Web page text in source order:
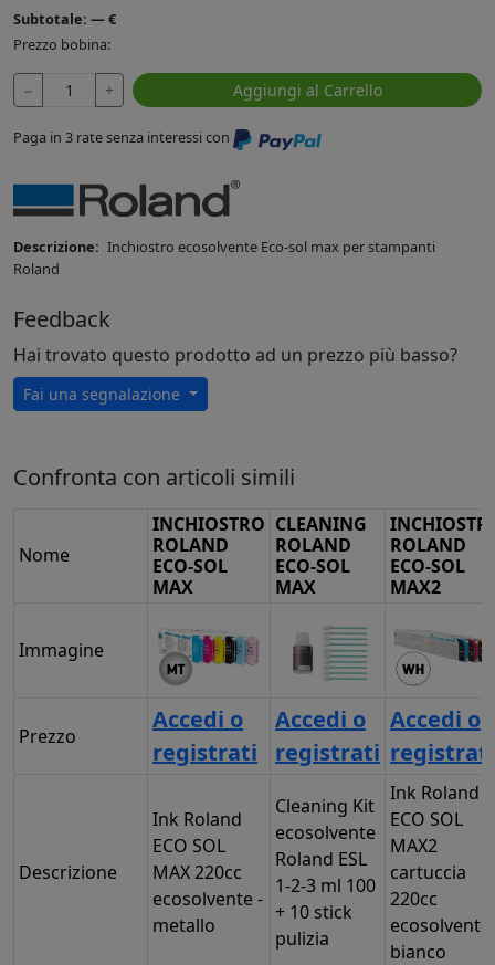
Subtotale: —€
Prezzo bobina:
− + Aggiungi al Carrello
Paga in 3 rate senza interessi con
Descrizione: Inchiostro ecosolvente Eco-sol max per stampanti
Roland
Feedback
Hai trovato questo prodotto ad un prezzo più basso?
Fai una segnalazione
Confronta con articoli simili
Nome
INCHIOSTRO
ROLAND
ECO-SOL
MAX
CLEANING
ROLAND
ECO-SOL
MAX
ROLAND
ECO-SOL
MAX2
Immagine
Prezzo
Accedi o
registrati
Accedi o
registrati
Accedi o
registrati
Descrizione
Ink Roland
ECO SOL
MAX 220cc
ecosolvente -
metallo
Cleaning Kit
ecosolvente
Roland ESL
1-2-3 ml 100
+ 10 stick
pulizia
Ink Roland
ECO SOL
MAX2
cartuccia
220cc
ecosolvente
bianco